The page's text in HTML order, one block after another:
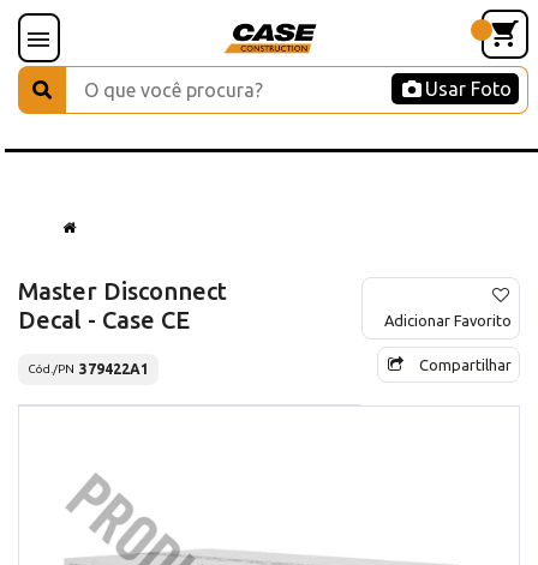
Usar Foto
Master Disconnect
Decal - Case CE
Cód./PN 379422A1
Adicionar Favorito
Compartilhar